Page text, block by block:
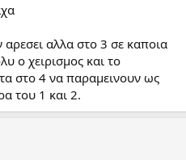
αλλα στο 3 σε καποια
ο χειρισμος και το
στο 4 να παραμεινουν ως
του 1 και 2.